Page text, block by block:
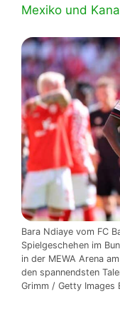
Mexiko und
Bara Ndiaye vom FC
Spielgeschehen im
in der MEWA Arena
den spannendsten
Grimm / Getty Images